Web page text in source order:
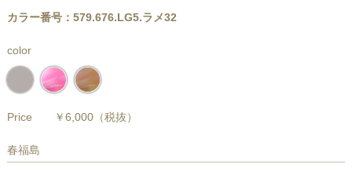
カラー番号：579.676.LG5.ラメ32
color
Price ￥6,000（税抜）
春福島